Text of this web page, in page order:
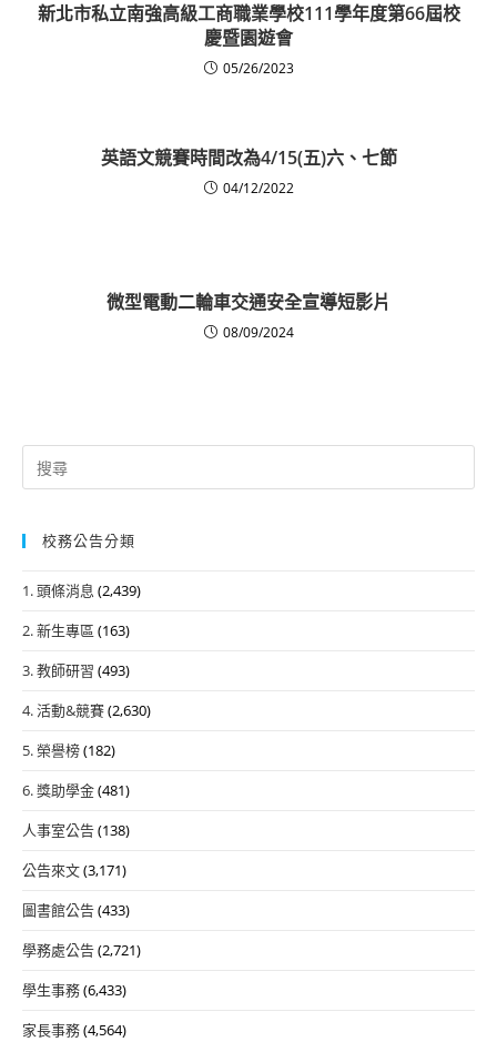
新北市私立南強高級工商職業學校111學年度第66屆校
慶暨園遊會
05/26/2023
英語文競賽時間改為4/15(五)六、七節
04/12/2022
微型電動二輪車交通安全宣導短影片
08/09/2024
Search
for:
校務公告分類
1. 頭條消息 (2,439)
2. 新生專區 (163)
3. 教師研習 (493)
4. 活動&競賽(2,630)
5. 榮譽榜(182)
6. 獎助學金(481)
人事室公告(138)
公告來文(3,171)
圖書館公告(433)
學務處公告(2,721)
學生事務(6,433)
家長事務(4,564)